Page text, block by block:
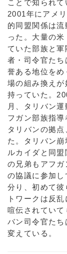
ことで知られて
2001年にアメ
的同盟関係は流
った。大量の
ていた部族と軍
者・司令官た
誉ある地位をめ
場の組み換え
持っていた。
月、タリバン
フガン部族指導
タリバンの拠
た。タリバン崩
ルカイダと同
の兄弟もアフガ
の協議に参加し
分り、初めて彼
トワークは反
喧伝されていて
バン司令官た
変えている。